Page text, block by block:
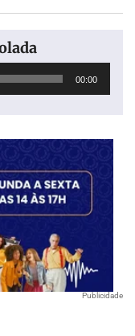
00:00
Publicidade